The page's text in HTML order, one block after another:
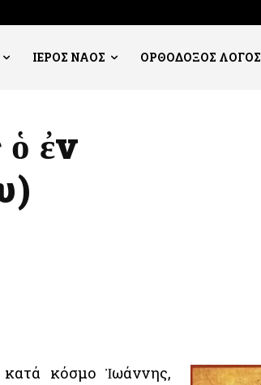
ΙΕΡΟΣ ΝΑΟΣ ΟΡΘΟΔΟΞΟΣ ΛΟΓΟΣ
ὁ ἐν
κατά κόσμο Ἰωάννης,